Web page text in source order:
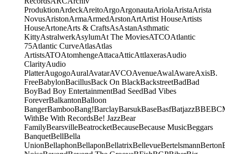
ProduktionArdeckAreitoArgoArgonautaAriolaAristaArista
NovusAristonArmaArmedArstonArtArtist HouseArtists
HouseArtoneArts & CraftsAsAstanAsthmatic
KittyAstralwerkAsylumAt The MoviesATCOAtlantic
75Atlantic CurveAtlasAtlas
ArtistsATOAtomhengeAttacaAtticAttlaxerasAudio
ClarityAudio
PlatterAugogoAuralAvatarAVCOAvenueAwalAwareAxisB.
FreeBabylonBacillusBack On BlackBackstreetBadBad
BoyBad Boy EntertainmentBad SeedBad Vibes
ForeverBalkantonBalloon
BangerBambooBang!BarclayBarsukBaseBasfBatjazzBBE
WithBe With RecordsBe! JazzBear
FamilyBearsvilleBeatrocketBecauseBecause MusicBeggars
BanquetBellBella
UnionBellaphonBellaponBellatrixBellevueBertelsmannBerton